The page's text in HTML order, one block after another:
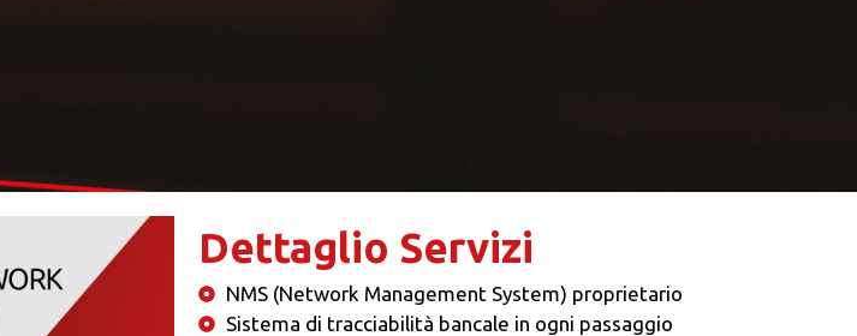
Dettaglio Servizi
NMS (Network Management System) proprietario
Sistema di tracciabilità bancale in ogni passaggio